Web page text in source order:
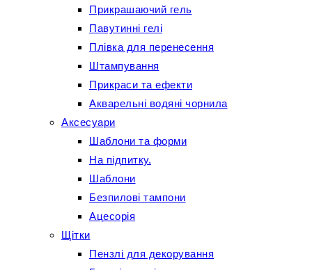
Прикрашаючий гель
Павутинні гелі
Плівка для перенесення
Штампування
Прикраси та ефекти
Акварельні водяні чорнила
Аксесуари
Шаблони та форми
На підпитку.
Шаблони
Безпилові тампони
Ацесорія
Щітки
Пензлі для декорування